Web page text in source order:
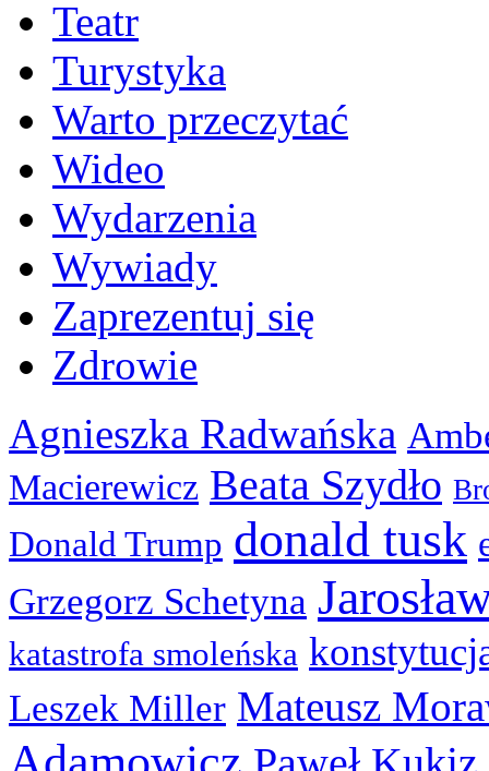
Teatr
Turystyka
Warto przeczytać
Wideo
Wydarzenia
Wywiady
Zaprezentuj się
Zdrowie
Agnieszka Radwańska
Macierewicz Beata Szydło
Donald Trump donald tusk
Grzegorz Schetyna
katastrofa smoleńska
Leszek Miller Mateusz